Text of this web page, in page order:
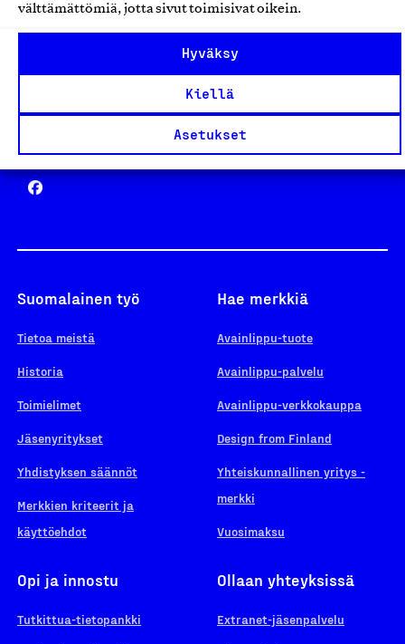
välttämättömiä, jotta sivut toimisivat oikein.
Hyväksy
Kiellä
Asetukset
Yhteiskunnallinen Yritys -merkki
Suomalainen työ
Tietoa meistä
Historia
Toimielimet
Jäsenyritykset
Yhdistyksen säännöt
Merkkien kriteerit ja
käyttöehdot
Hae merkkiä
Avainlippu-tuote
Avainlippu-palvelu
Avainlippu-verkkokauppa
Design from Finland
Yhteiskunnallinen yritys -
merkki
Vuosimaksu
Opi ja innostu
Tutkittua-tietopankki
Ollaan yhteyksissä
Extranet-jäsenpalvelu